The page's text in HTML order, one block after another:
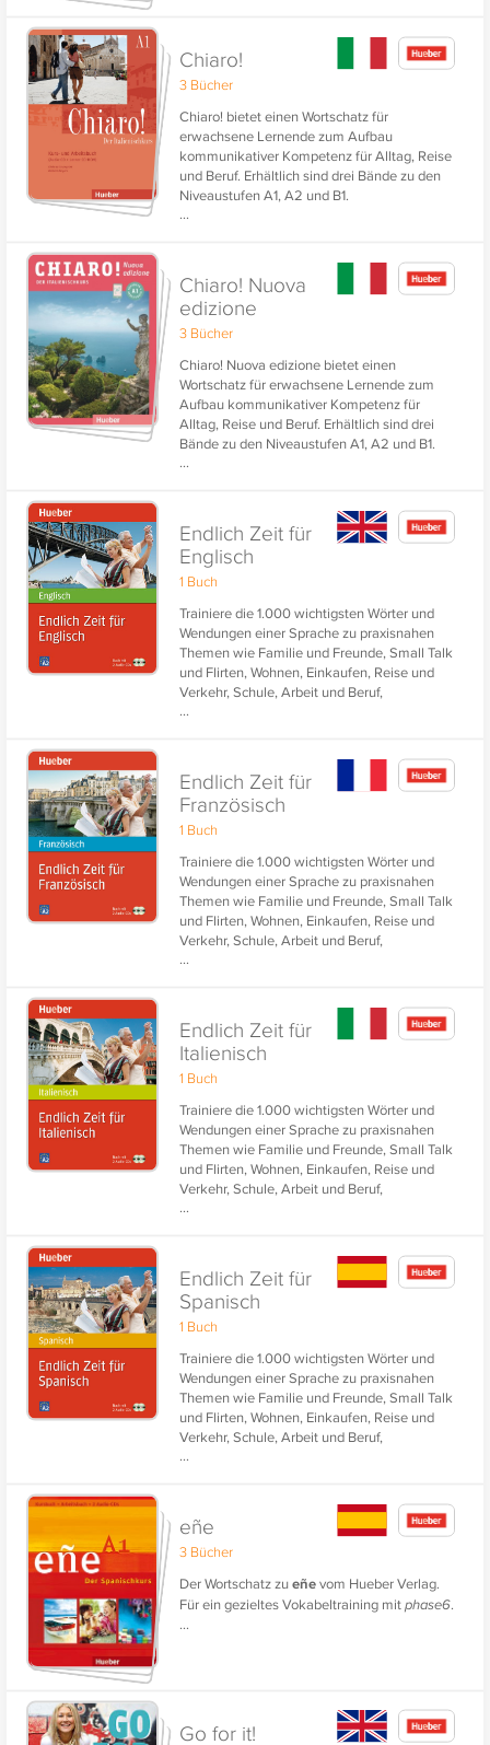
Chiaro!
3 Bücher
Chiaro! bietet einen Wortschatz für
erwachsene Lernende zum Aufbau
kommunikativer Kompetenz für Alltag, Reise
und Beruf. Erhältlich sind drei Bände zu den
Niveaustufen A1, A2 und B1.
...
Chiaro! Nuova
edizione
3 Bücher
Chiaro! Nuova edizione bietet einen
Wortschatz für erwachsene Lernende zum
Aufbau kommunikativer Kompetenz für
Alltag, Reise und Beruf. Erhältlich sind drei
Bände zu den Niveaustufen A1, A2 und B1.
...
Endlich Zeit für
Englisch
1 Buch
Trainiere die 1.000 wichtigsten Wörter und
Wendungen einer Sprache zu praxisnahen
Themen wie Familie und Freunde, Small Talk
und Flirten, Wohnen, Einkaufen, Reise und
Verkehr, Schule, Arbeit und Beruf,
Kommunikation, Gesundheit, Freizeit und
...
Endlich Zeit für
Französisch
1 Buch
Trainiere die 1.000 wichtigsten Wörter und
Wendungen einer Sprache zu praxisnahen
Themen wie Familie und Freunde, Small Talk
und Flirten, Wohnen, Einkaufen, Reise und
Verkehr, Schule, Arbeit und Beruf,
Kommunikation, Gesundheit, Freizeit und
...
Endlich Zeit für
Italienisch
1 Buch
Trainiere die 1.000 wichtigsten Wörter und
Wendungen einer Sprache zu praxisnahen
Themen wie Familie und Freunde, Small Talk
und Flirten, Wohnen, Einkaufen, Reise und
Verkehr, Schule, Arbeit und Beruf,
Kommunikation, Gesundheit, Freizeit und
...
Endlich Zeit für
Spanisch
1 Buch
Trainiere die 1.000 wichtigsten Wörter und
Wendungen einer Sprache zu praxisnahen
Themen wie Familie und Freunde, Small Talk
und Flirten, Wohnen, Einkaufen, Reise und
Verkehr, Schule, Arbeit und Beruf,
Kommunikation, Gesundheit, Freizeit und
...
eñe
3 Bücher
Der Wortschatz zueñevom Hueber Verlag.
Für ein gezieltes Vokabeltraining mitphase6.
...
Go for it!